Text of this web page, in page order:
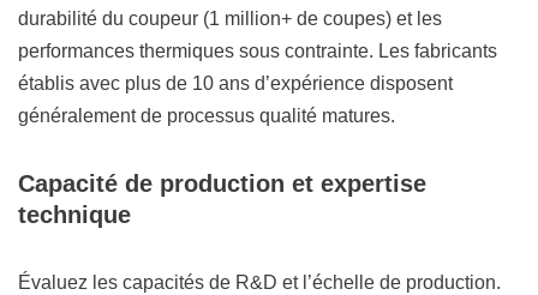
durabilité du coupeur (1 million+ de coupes) et les
performances thermiques sous contrainte. Les fabricants
établis avec plus de 10 ans d’expérience disposent
généralement de processus qualité matures.
Capacité de production et expertise
technique
Évaluez les capacités de R&D et l’échelle de production.